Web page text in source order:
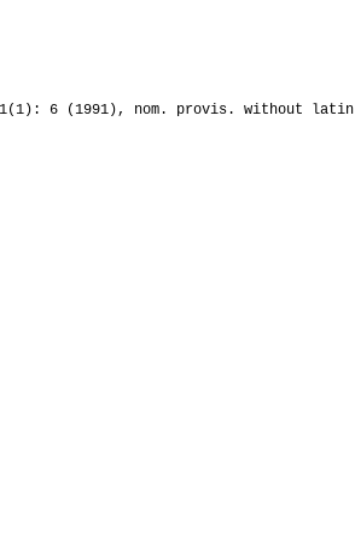
6 (1991), nom. provis. without latin